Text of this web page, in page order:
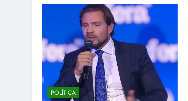
POLÍTICA